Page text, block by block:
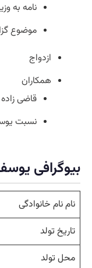
نامه به
موضوع
ازدواج
همکاران
قاضی
نسبت
بیوگرافی
نام نام خانوادگی
تاریخ تولد
محل تولد